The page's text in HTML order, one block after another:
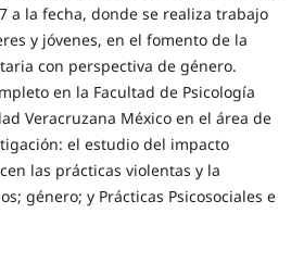
a la fecha, donde se realiza trabajo
y jóvenes, en el fomento de la
con perspectiva de género.
en la Facultad de Psicología
Veracruzana México en el área de
el estudio del impacto
las prácticas violentas y la
género; y Prácticas Psicosociales e